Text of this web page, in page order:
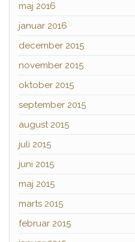
maj 2016
januar 2016
december 2015
november 2015
oktober 2015
september 2015
august 2015
juli 2015
juni 2015
maj 2015
marts 2015
februar 2015